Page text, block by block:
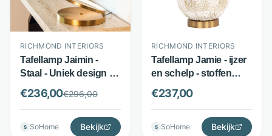
RICHMOND INTERIORS
Tafellamp Jaimin -
Staal - Uniek design -
Goud - Richmond
Interiors
€236,00€296,00
S SoHome Bekijk
RICHMOND INTERIORS
Tafellamp Jamie - ijzer
en schelp - stoffen
lampenkap - wit -
Richmond Interiors
€237,00
S SoHome Bekijk